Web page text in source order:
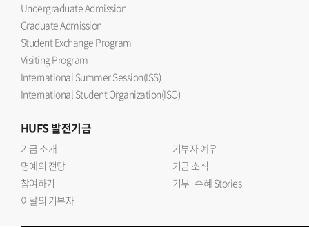
Undergraduate Admission
Graduate Admission
Student Exchange Program
Visiting Program
International Summer Session(ISS)
International Student Organization(ISO)
HUFS발전기금
기금 소개
기부자 예우
명예의 전당
기금 소식
참여하기
기부·수혜 Stories
이달의 기부자